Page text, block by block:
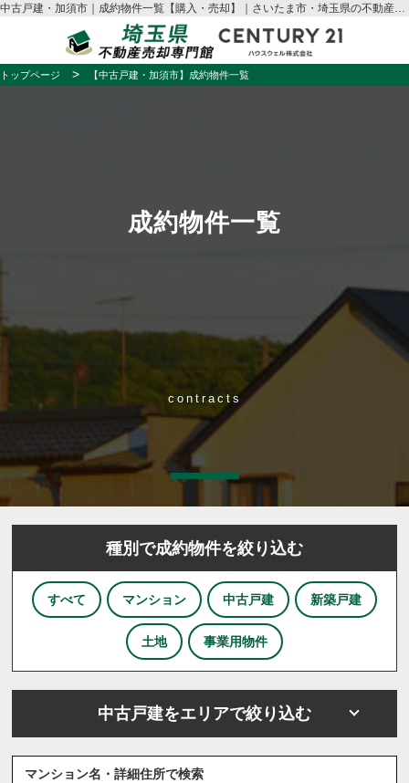
中古戸建・加須市｜成約物件一覧【購入・売却】｜さいたま市・埼玉県の不動産売却はハウスウェル
トップページ 【中古戸建・加須市】成約物件一覧
成約物件一覧
contracts
種別で成約物件を絞り込む
すべて マンション 中古戸建 新築戸建
土地 事業用物件
中古戸建をエリアで絞り込む
マンション名・詳細住所で検索